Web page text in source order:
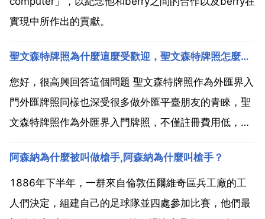
實現中所作出的貢獻。
聖文森特牌照為什麼這麼受歡迎，聖文森特牌照怎麼辦理？
您好，很高興回答這個問題 聖文森特牌照作為外匯界入
門外匯牌照同樣也深受很多做外匯平臺朋友的青睞，聖
文森特牌照作為外匯界入門牌照，不僅註冊費用低，註
中的雙牌照，分別叫經濟牌照和豁免牌照。那麼申請聖
文森特牌照有什麼優勢呢？怎麼申請聖文森特牌照呢？
申請聖文森...
阿森納為什麼被叫做槍手,阿森納為什麼叫槍手？
1886年下半年，一群來自倫敦伍爾維奇區兵工廠的工
人們決定，組建自己的足球隊並四處參加比賽，他們最